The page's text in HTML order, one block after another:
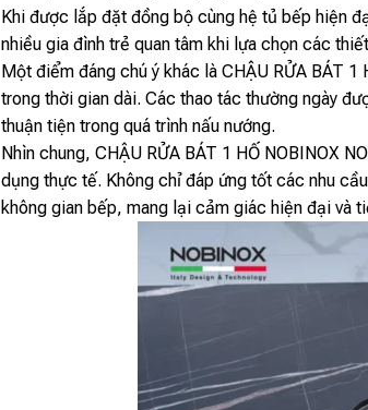
Khi được lắp đặt đồng bộ cùng hệ tủ bếp hiện
nhiều gia đình trẻ quan tâm khi lựa chọn các
Một điểm đáng chú ý khác là CHẬU RỬA BÁT
trong thời gian dài. Các thao tác thường ngày
thuận tiện trong quá trình nấu nướng.
Nhìn chung, CHẬU RỬA BÁT 1 HỐ NOBINOX
dụng thực tế. Không chỉ đáp ứng tốt các nhu
không gian bếp, mang lại cảm giác hiện đại và